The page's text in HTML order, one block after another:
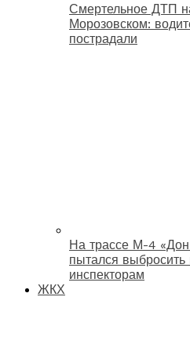
Смертельное ДТП
Морозовском:
пострадали
На трассе М-4
пытался выбросить
инспекторам
ЖКХ